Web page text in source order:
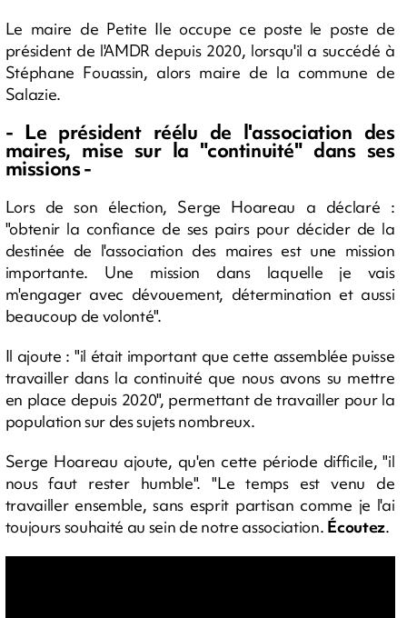
Le maire de Petite Ile occupe ce poste le poste de
président de l'AMDR depuis 2020, lorsqu'il a succédé à
Stéphane Fouassin, alors maire de la commune de
Salazie.
- Le président réélu de l'association des
maires, mise sur la "continuité" dans ses
missions -
Lors de son élection, Serge Hoareau a déclaré :
"obtenir la confiance de ses pairs pour décider de la
destinée de l'association des maires est une mission
importante. Une mission dans laquelle je vais
m'engager avec dévouement, détermination et aussi
beaucoup de volonté".
Il ajoute : "il était important que cette assemblée puisse
travailler dans la continuité que nous avons su mettre
en place depuis 2020", permettant de travailler pour la
population sur des sujets nombreux.
Serge Hoareau ajoute, qu'en cette période difficile, "il
nous faut rester humble". "Le temps est venu de
travailler ensemble, sans esprit partisan comme je l'ai
toujours souhaité au sein de notre association. Écoutez.